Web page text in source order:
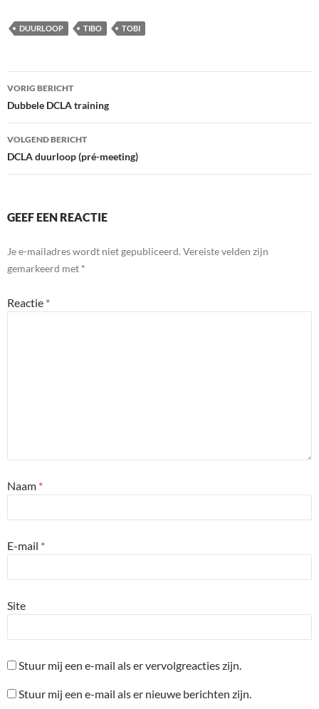
DUURLOOP TIBO TOBI
Bericht
navigatie
VORIG BERICHT
Dubbele DCLA training
VOLGEND BERICHT
DCLA duurloop (pré-meeting)
GEEF EEN REACTIE
Je e-mailadres wordt niet gepubliceerd. Vereiste velden zijn
gemarkeerd met *
Reactie *
Naam *
E-mail *
Site
Stuur mij een e-mail als er vervolgreacties zijn.
Stuur mij een e-mail als er nieuwe berichten zijn.